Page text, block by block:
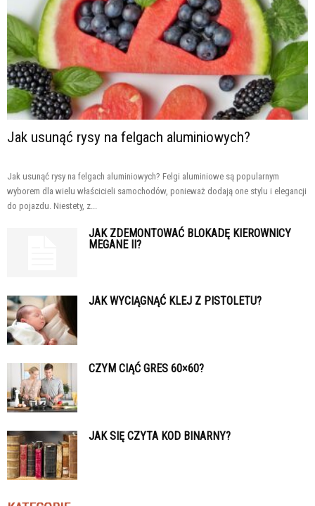
Jak usunąć rysy na felgach aluminiowych?
Jak usunąć rysy na felgach aluminiowych? Felgi aluminiowe są popularnym
wyborem dla wielu właścicieli samochodów, ponieważ dodają one stylu i elegancji
do pojazdu. Niestety, z...
JAK ZDEMONTOWAĆ BLOKADĘ KIEROWNICY
MEGANE II?
JAK WYCIĄGNĄĆ KLEJ Z PISTOLETU?
CZYM CIĄĆ GRES 60×60?
JAK SIĘ CZYTA KOD BINARNY?